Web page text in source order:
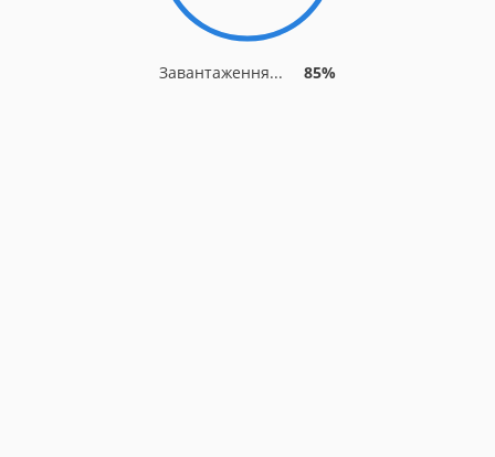
Завантаження... 91%